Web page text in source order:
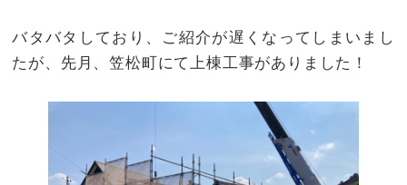
バタバタしており、ご紹介が遅くなってしまいまし
たが、先月、笠松町にて上棟工事がありました！